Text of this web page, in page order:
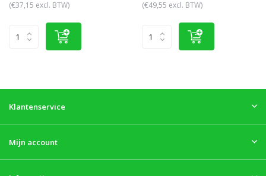
(€37,15 excl. BTW) (€49,55 excl. BTW)
Klantenservice
Mijn account